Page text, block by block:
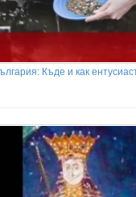
Къде и как